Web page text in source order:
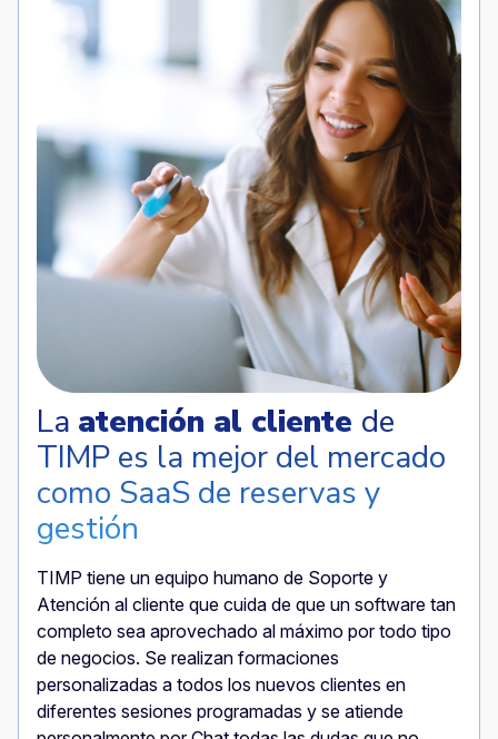
La atención al cliente de
TIMP es la mejor del mercado
como SaaS de reservas y
gestión
TIMP tiene un equipo humano de Soporte y
Atención al cliente que cuida de que un software tan
completo sea aprovechado al máximo por todo tipo
de negocios. Se realizan formaciones
personalizadas a todos los nuevos clientes en
diferentes sesiones programadas y se atiende